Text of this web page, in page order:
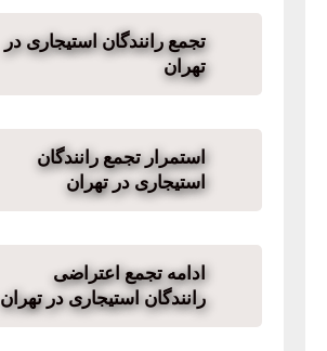
تجمع رانندگان استیجاری در
تهران
استمرار تجمع رانندگان
استیجاری در تهران
ادامه تجمع اعتراضی
رانندگان استیجاری در تهران